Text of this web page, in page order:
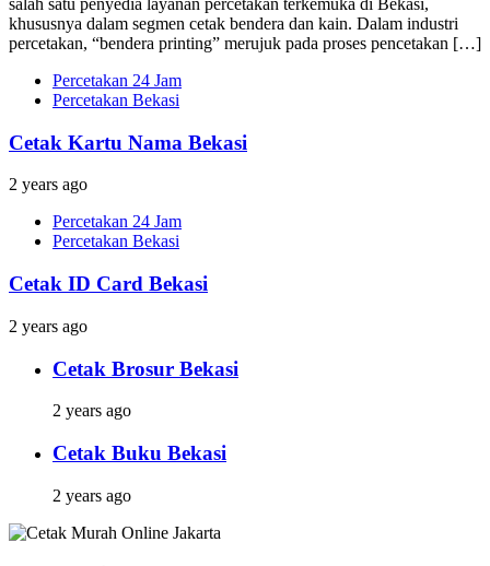
salah satu penyedia layanan percetakan terkemuka di Bekasi,
khususnya dalam segmen cetak bendera dan kain. Dalam industri
percetakan, “bendera printing” merujuk pada proses pencetakan […]
Percetakan 24 Jam
Percetakan Bekasi
Cetak Kartu Nama Bekasi
2 years ago
Percetakan 24 Jam
Percetakan Bekasi
Cetak ID Card Bekasi
2 years ago
Cetak Brosur Bekasi
2 years ago
Cetak Buku Bekasi
2 years ago